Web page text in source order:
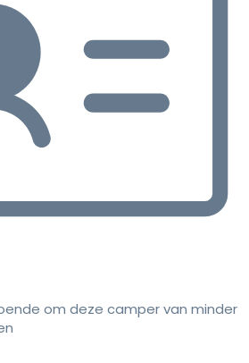
om deze camper van minder